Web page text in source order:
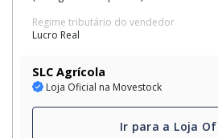
Regime tributário do vendedor
Lucro Real
SLC Agrícola
Loja Oficial na Movestock
Ir para a Loja